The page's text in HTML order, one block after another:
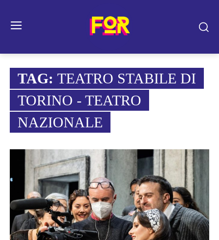
TAG: TEATRO STABILE DI
TORINO - TEATRO
NAZIONALE